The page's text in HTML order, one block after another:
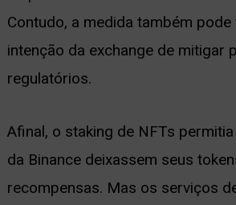
Contudo, a medida também
intenção da exchange de mitigar
regulatórios.
Afinal, o staking de NFTs
da Binance deixassem seus
recompensas. Mas os serviços